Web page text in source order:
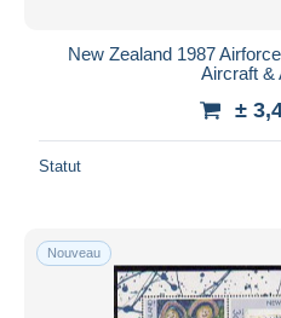
New Zealand 1987
Aircraft &
±
Statut
Nouveau